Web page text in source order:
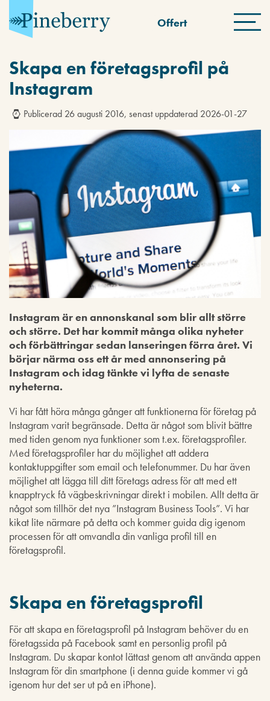
Offert
Skapa en företagsprofil på
Instagram
Publicerad 26 augusti 2016, senast uppdaterad 2026-01-27
Instagram är en annonskanal som blir allt större
och större. Det har kommit många olika nyheter
och förbättringar sedan lanseringen förra året. Vi
börjar närma oss ett år med annonsering på
Instagram och idag tänkte vi lyfta de senaste
nyheterna.
Vi har fått höra många gånger att funktionerna för företag på
Instagram varit begränsade. Detta är något som blivit bättre
med tiden genom nya funktioner som t.ex. företagsprofiler.
Med företagsprofiler har du möjlighet att addera
kontaktuppgifter som email och telefonummer. Du har även
möjlighet att lägga till ditt företags adress för att med ett
knapptryck få vägbeskrivningar direkt i mobilen. Allt detta är
något som tillhör det nya ”Instagram Business Tools”. Vi har
kikat lite närmare på detta och kommer guida dig igenom
processen för att omvandla din vanliga profil till en
företagsprofil.
Skapa en företagsprofil
För att skapa en företagsprofil på Instagram behöver du en
företagssida på Facebook samt en personlig profil på
Instagram. Du skapar kontot lättast genom att använda appen
Instagram för din smartphone (i denna guide kommer vi gå
igenom hur det ser ut på en iPhone).